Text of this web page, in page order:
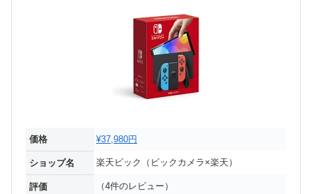
価格 ¥37,980円
ショップ名 楽天ビック（ビックカメラ×楽天）
評価 （4件のレビュー）